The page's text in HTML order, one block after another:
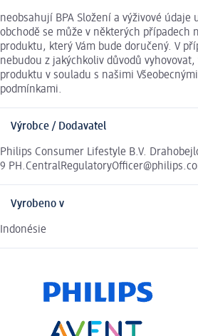
neobsahují BPA Složení a výživové
obchodě se může v některých případech
produktu, který Vám bude doručený. V
nebudou z jakýchkoliv důvodů
produktu v souladu s našimi
podmínkami.
Výrobce / Dodavatel
Philips Consumer Lifestyle B.V.
9
Vyrobeno v
Indonésie